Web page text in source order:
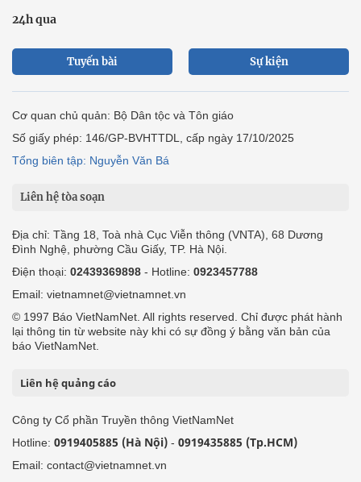
24h qua
Tuyến bài Sự kiện
Cơ quan chủ quản: Bộ Dân tộc và Tôn giáo
Số giấy phép: 146/GP-BVHTTDL, cấp ngày 17/10/2025
Tổng biên tập: Nguyễn Văn Bá
Liên hệ tòa soạn
Địa chỉ: Tầng 18, Toà nhà Cục Viễn thông (VNTA), 68 Dương
Đình Nghệ, phường Cầu Giấy, TP. Hà Nội.
Điện thoại: 02439369898 - Hotline: 0923457788
Email: vietnamnet@vietnamnet.vn
© 1997 Báo VietNamNet. All rights reserved. Chỉ được phát hành
lại thông tin từ website này khi có sự đồng ý bằng văn bản của
báo VietNamNet.
Liên hệ quảng cáo
Công ty Cổ phần Truyền thông VietNamNet
Hotline: 0919405885 (Hà Nội) - 0919435885 (Tp.HCM)
Email: contact@vietnamnet.vn